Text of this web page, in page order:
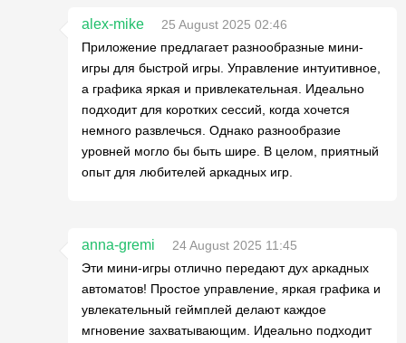
alex-mike
25 August 2025 02:46
Приложение предлагает разнообразные мини-
игры для быстрой игры. Управление интуитивное,
а графика яркая и привлекательная. Идеально
подходит для коротких сессий, когда хочется
немного развлечься. Однако разнообразие
уровней могло бы быть шире. В целом, приятный
опыт для любителей аркадных игр.
anna-gremi
24 August 2025 11:45
Эти мини-игры отлично передают дух аркадных
автоматов! Простое управление, яркая графика и
увлекательный геймплей делают каждое
мгновение захватывающим. Идеально подходит